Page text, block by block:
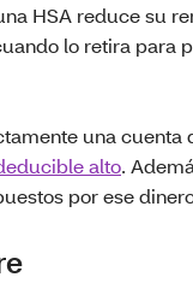
HSA reduce su
lo retira
una
alto.
por ese